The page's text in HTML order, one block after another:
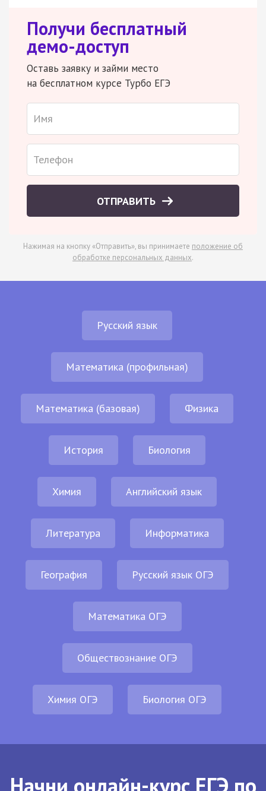
Получи бесплатный
демо-доступ
Оставь заявку и займи место
на бесплатном курсе Турбо ЕГЭ
ОТПРАВИТЬ
Нажимая на кнопку «Отправить», вы принимаете положение об
обработке персональных данных.
Русский язык
Математика (профильная)
Математика (базовая) Физика
История Биология
Химия Английский язык
Литература Информатика
География Русский язык ОГЭ
Математика ОГЭ
Обществознание ОГЭ
Химия ОГЭ Биология ОГЭ
Начни онлайн-курс ЕГЭ по